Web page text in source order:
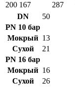
200 167 287
DN
50
PN 10 бар
Мокрый 13
Сухой
21
PN 16 бар
Мокрый 16
Сухой
26